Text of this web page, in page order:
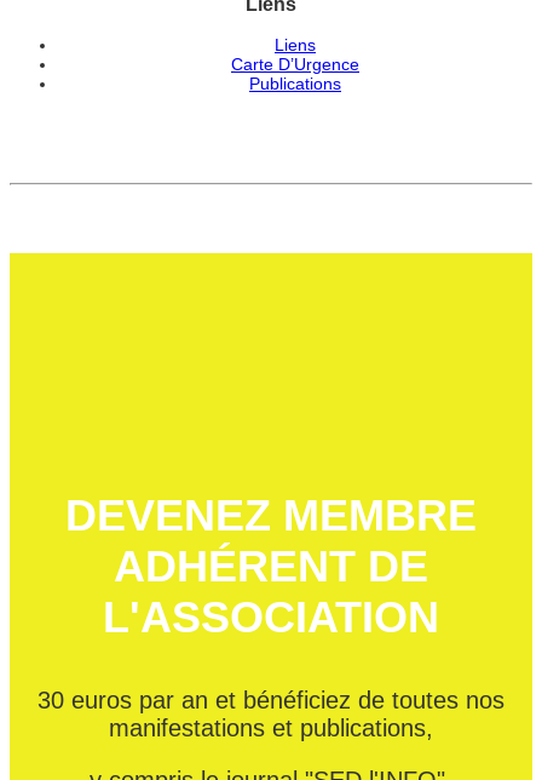
Liens
Carte D’Urgence
Publications
DEVENEZ MEMBRE
ADHÉRENT DE
L'ASSOCIATION
30 euros par an et bénéficiez de toutes nos
manifestations et publications,